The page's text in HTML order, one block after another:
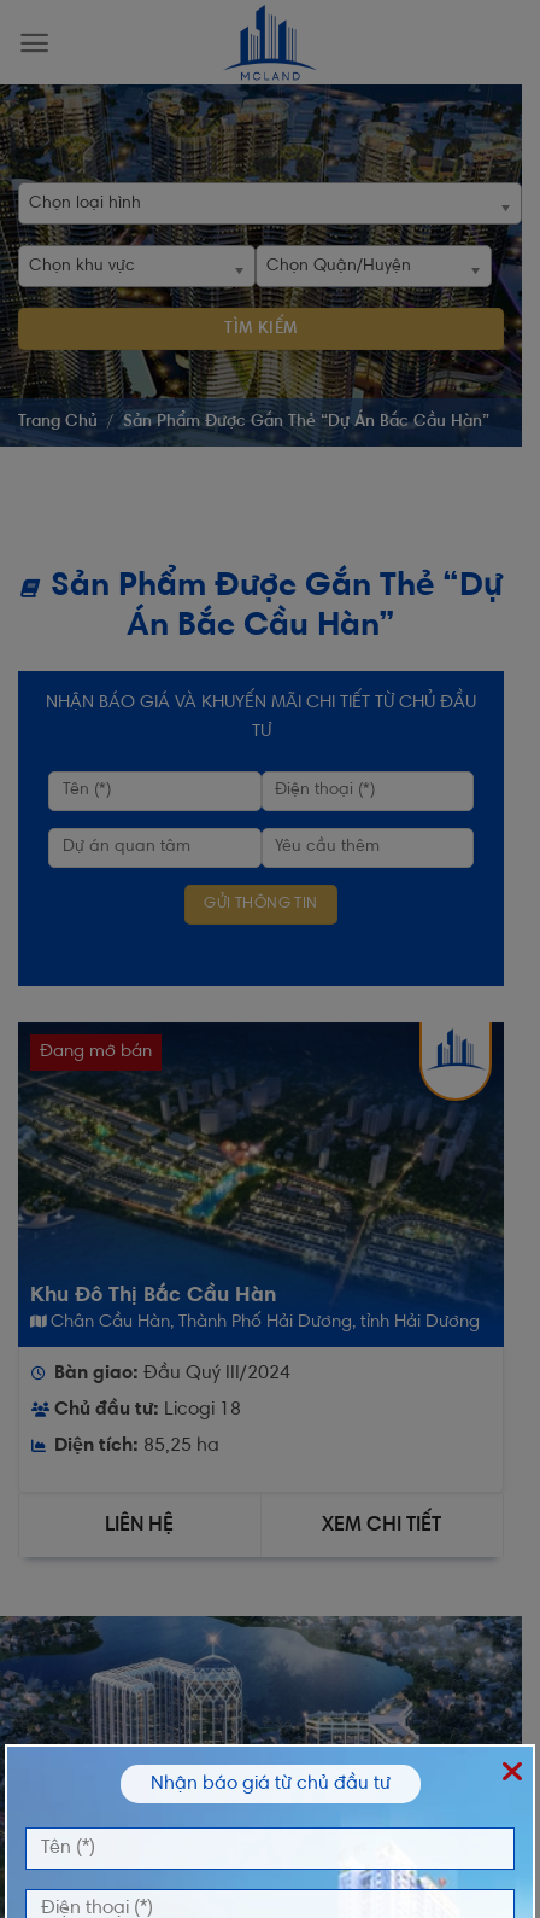
content
Chọn loại hình
Chọn khu vực Chọn Quận/Huyện
TÌM KIẾM
Trang Chủ / Sản Phẩm Được Gắn Thẻ “Dự Án Bắc Cầu Hàn”
Sản Phẩm Được Gắn Thẻ “Dự
Án Bắc Cầu Hàn”
NHẬN BÁO GIÁ VÀ KHUYẾN MÃI CHI TIẾT TỪ CHỦ ĐẦU
TƯ
Đang mở bán
Khu Đô Thị Bắc Cầu Hàn
Chân Cầu Hàn, Thành Phố Hải Dương, tỉnh Hải Dương
Bàn giao: Đầu Quý III/2024
Chủ đầu tư: Licogi 18
Diện tích: 85,25 ha
LIÊN HỆ XEM CHI TIẾT
Nhận báo giá từ chủ đầu tư